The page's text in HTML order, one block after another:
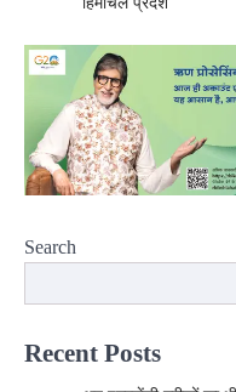
Search
Recent Posts